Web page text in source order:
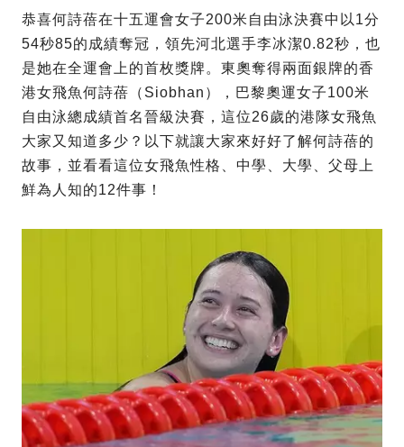
恭喜何詩蓓在十五運會女子200米自由泳決賽中以1分
54秒85的成績奪冠，領先河北選手李冰潔0.82秒，也
是她在全運會上的首枚獎牌。東奧奪得兩面銀牌的香
港女飛魚何詩蓓（Siobhan），巴黎奧運女子100米
自由泳總成績首名晉級決賽，這位26歲的港隊女飛魚
大家又知道多少？以下就讓大家來好好了解何詩蓓的
故事，並看看這位女飛魚性格、中學、大學、父母上
鮮為人知的12件事！